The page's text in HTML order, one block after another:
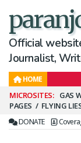
Official
Journalist,
HOME
Secondary
Menu
GAS
PAGES
FLYING
DONATE